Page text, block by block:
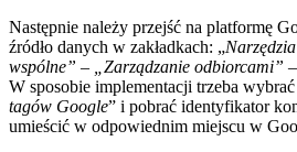
Następnie należy przejść na platformę
źródło danych w zakładkach: „
wspólne” – „Zarządzanie odbiorcami”
W sposobie implementacji trzeba
tagów Google” i pobrać identyfikator
umieścić w odpowiednim miejscu w